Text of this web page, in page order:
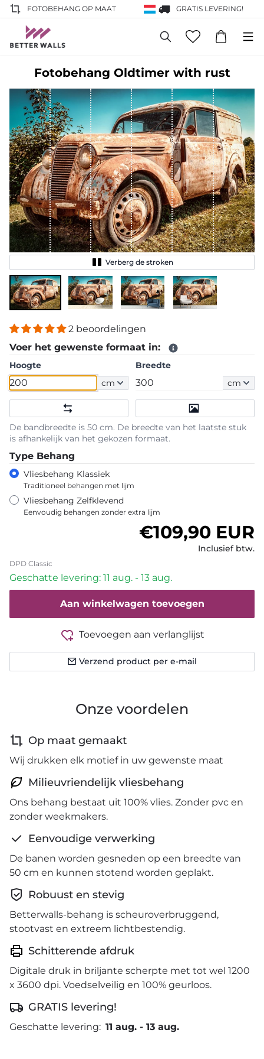
FOTOBEHANG OP MAAT GRATIS LEVERING!
Fotobehang Oldtimer with rust
Verberg de stroken
2 beoordelingen
Voer het gewenste formaat in:
Hoogte
cm
Breedte
cm
De bandbreedte is 50 cm. De breedte van het laatste stuk
is afhankelijk van het gekozen formaat.
Type Behang
Vliesbehang Klassiek
Traditioneel behangen met lijm
Vliesbehang Zelfklevend
Eenvoudig behangen zonder extra lijm
Normale prijs
€109,90 EUR
Inclusief btw.
DPD Classic
Geschatte levering: 11 aug. - 13 aug.
Aan winkelwagen toevoegen
Toevoegen aan verlanglijst
Verzend product per e-mail
Onze voordelen
Op maat gemaakt
Wij drukken elk motief in uw gewenste maat
Milieuvriendelijk vliesbehang
Ons behang bestaat uit 100% vlies. Zonder pvc en
zonder weekmakers.
Eenvoudige verwerking
De banen worden gesneden op een breedte van
50 cm en kunnen stotend worden geplakt.
Robuust en stevig
Betterwalls-behang is scheuroverbruggend,
stootvast en extreem lichtbestendig.
Schitterende afdruk
Digitale druk in briljante scherpte met tot wel 1200
x 3600 dpi. Voedselveilig en 100% geurloos.
GRATIS levering!
Geschatte levering: 11 aug. - 13 aug.